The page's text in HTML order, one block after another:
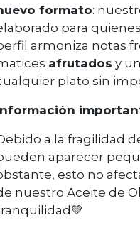
formato:
para
armoniza notas
afrutados y un
plato sin
a la fragilidad
aparecer
esto no
nuestro Aceite de